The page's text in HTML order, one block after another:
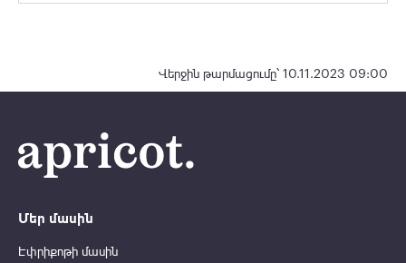
Վերջին թարմացումը՝ 10.11.2023 09:00
Մեր մասին
Էփրիքոթի մասին